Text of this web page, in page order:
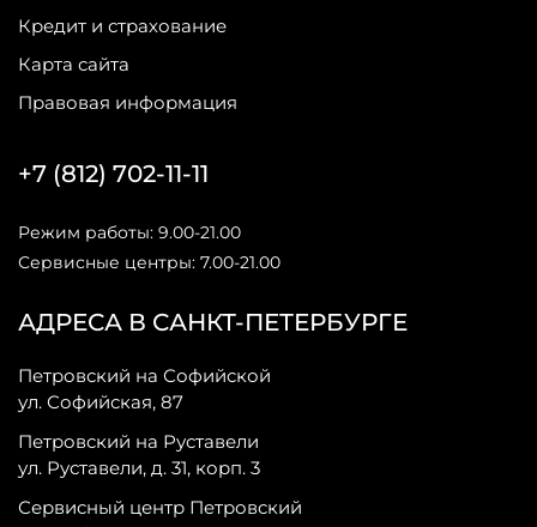
Кредит и страхование
Карта сайта
Правовая информация
АДРЕСА В САНКТ-ПЕТЕРБУРГЕ
Петровский на Софийской
ул. Софийская, 87
Петровский на Руставели
ул. Руставели, д. 31, корп. 3
Сервисный центр Петровский
+7 (812) 702-11-11
Режим работы: 9.00-21.00
Сервисные центры: 7.00-21.00